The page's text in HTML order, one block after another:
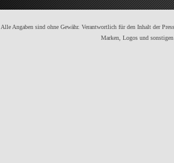
Alle Angaben sind ohne Gewähr. Verantwortlich für den Inhalt der
Marken, Logos und